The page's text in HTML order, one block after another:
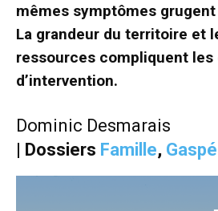
mêmes symptômes
La grandeur du territoire et
ressources compliquent
d’intervention.
Dominic Desmarais
Dossiers Famille,